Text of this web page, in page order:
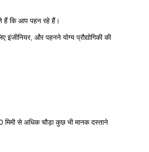
हैं कि आप पहन रहे हैं।
और पहनने योग्य प्रौद्योगिकी की
मिमी से अधिक चौड़ा कुछ भी मानक दस्ताने